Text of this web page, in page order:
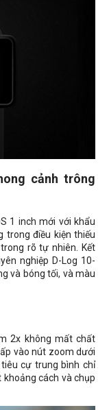
cảnh trông
1 inch mới với khẩu
trong điều kiện thiếu
rõ tự nhiên. Kết
nghiệp D-Log 10-
và bóng tối, và màu
2x không mất chất
vào nút zoom dưới
cự trung bình chỉ
cách và chụp